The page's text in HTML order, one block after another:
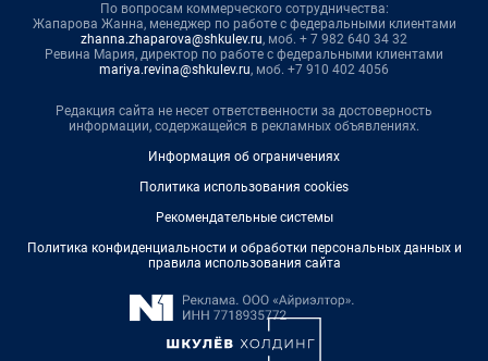
По вопросам коммерческого сотрудничества:
Жапарова Жанна, менеджер по работе с федеральными клиентами
zhanna.zhaparova@shkulev.ru, моб. + 7 982 640 34 32
Ревина Мария, директор по работе с федеральными клиентами
mariya.revina@shkulev.ru, моб. +7 910 402 4056
Редакция сайта не несет ответственности за достоверность
информации, содержащейся в рекламных объявлениях.
Информация об ограничениях
Политика использования cookies
Рекомендательные системы
Политика конфиденциальности и обработки персональных данных и
правила использования сайта